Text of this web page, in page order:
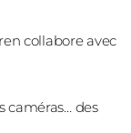
collabore avec
caméras… des